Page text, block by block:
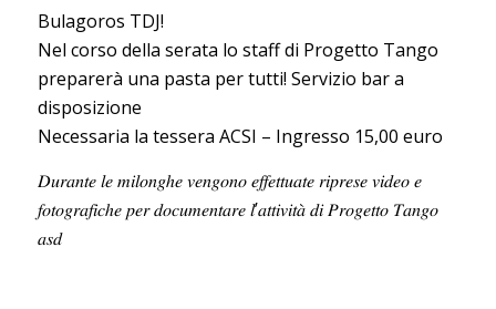
Bulagoros TDJ!
Nel corso della serata lo staff di Progetto Tango
preparerà una pasta per tutti! Servizio bar a
disposizione
Necessaria la tessera ACSI – Ingresso 15,00 euro
𝐷𝑢𝑟𝑎𝑛𝑡𝑒 𝑙𝑒 𝑚𝑖𝑙𝑜𝑛𝑔ℎ𝑒 𝑣𝑒𝑛𝑔𝑜𝑛𝑜 𝑒𝑓𝑓𝑒𝑡𝑡𝑢𝑎𝑡𝑒 𝑟𝑖𝑝𝑟𝑒𝑠𝑒 𝑣𝑖𝑑𝑒𝑜 𝑒
𝑓𝑜𝑡𝑜𝑔𝑟𝑎𝑓𝑖𝑐ℎ𝑒 𝑝𝑒𝑟 𝑑𝑜𝑐𝑢𝑚𝑒𝑛𝑡𝑎𝑟𝑒 𝑙’𝑎𝑡𝑡𝑖𝑣𝑖𝑡𝑎̀ 𝑑𝑖 𝑃𝑟𝑜𝑔𝑒𝑡𝑡𝑜 𝑇𝑎𝑛𝑔𝑜
𝑎𝑠𝑑